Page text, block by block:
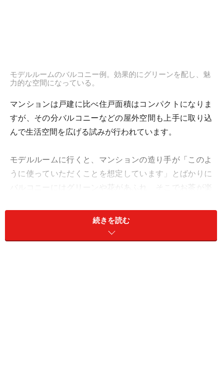
モデルルームのバルコニー例。効果的にグリーンを配し、魅
力的な空間になっている。
マンションは戸建に比べ住戸面積はコンパクトになりま
すが、その分バルコニーなどの屋外空間も上手に取り込
んで生活空間を広げる試みが行われています。
モデルルームに行くと、マンションの造り手が「このよ
うに使っていただくことを想定しています」とばかりに
バルコニーにはグリーンや花があふれ、そこでお茶が楽
ば。バルコニーの奥行き（下部【図１】参照）が2メー
トル近くあれば、そのような楽しみ方をすることは充分
可能です。
続きを読む